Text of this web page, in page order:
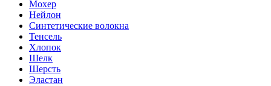
Мохер
Нейлон
Синтетические волокна
Тенсель
Хлопок
Шелк
Шерсть
Эластан